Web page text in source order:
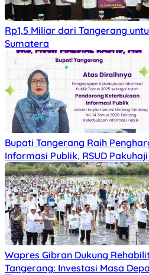
Rp1,5 Miliar dari Tangerang
Sumatera
Bupati Tangerang Raih
Informasi Publik, RSUD
Wapres Gibran Dukung
Tangerang: Investasi Masa